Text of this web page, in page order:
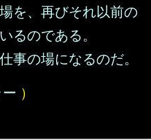
を、再びそれ以前の
るのである。
事の場になるのだ。
）